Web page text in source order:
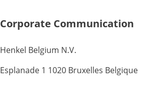
Corporate Communication
Henkel Belgium N.V.
Esplanade 1 1020 Bruxelles Belgique